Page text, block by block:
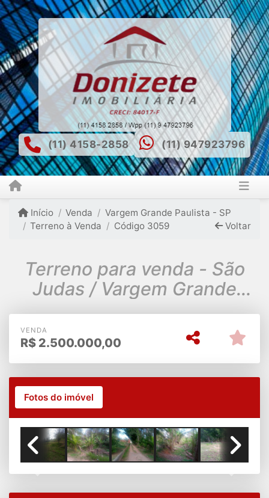
(11) 4158-2858 (11) 947923796
Início Venda
Vargem Grande Paulista - SP
Terreno à Venda
Código 3059 Voltar
Terreno para venda - São
Judas / Vargem Grande
Paulista
VENDA
R$ 2.500.000,00
Fotos do imóvel
Previous Next